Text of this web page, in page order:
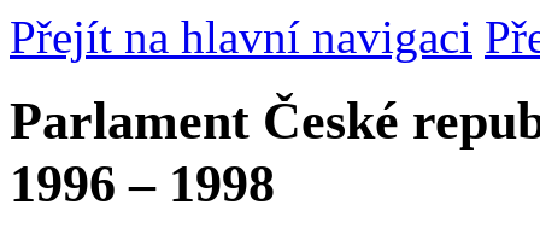
Přejít na hlavní navigaci
Parlament České
1996 – 1998